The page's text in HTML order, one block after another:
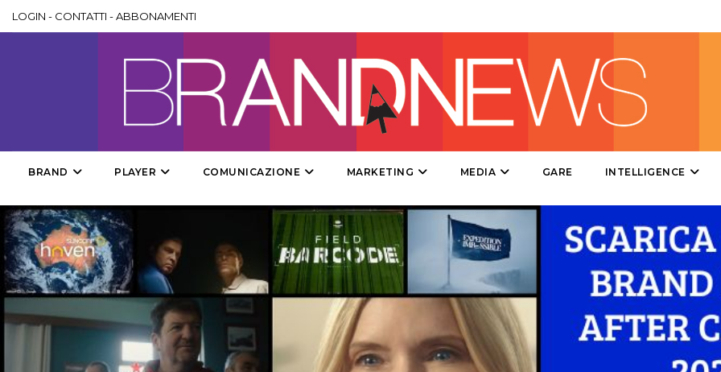
MOBILE
PROMOZIONI
PUNTI VENDITA
CSR
STRATEGIE
LOGIN - CONTATTI -ABBONAMENTI
BRAND PLAYER COMUNICAZIONE MARKETING MEDIA GARE INTELLIGENCE